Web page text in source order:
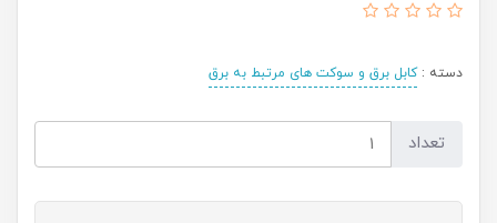
دسته :کابل برق و سوکت های مرتبط به برق
تعداد